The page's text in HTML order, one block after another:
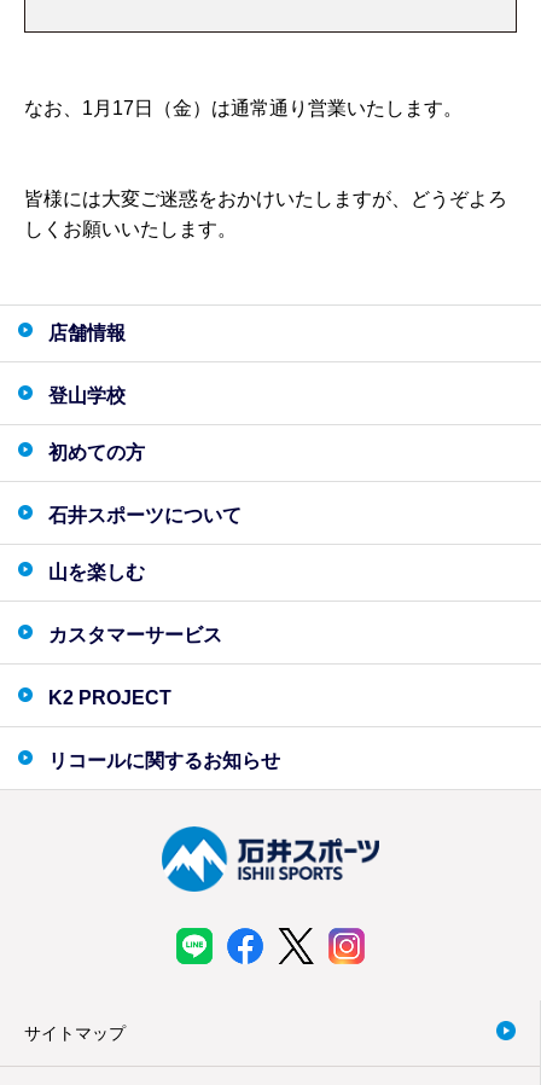
なお、1月17日（金）は通常通り営業いたします。
皆様には大変ご迷惑をおかけいたしますが、どうぞよろ
しくお願いいたします。
店舗情報
登山学校
初めての方
石井スポーツについて
山を楽しむ
カスタマーサービス
K2 PROJECT
リコールに関するお知らせ
サイトマップ